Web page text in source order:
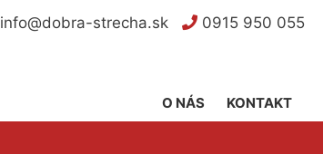
info@dobra-strecha.sk
0915 950 055
KONTAKT
O NÁS